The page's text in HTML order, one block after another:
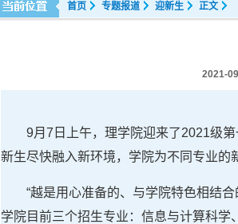
首页 专题报道 迎新生 正文
2021-
9月7日上午，理学院迎来了2021级
新生尽快融入新环境，学院为不同专业的
“越是用心准备的、与学院特色相结
学院目前三个招生专业：信息与计算科